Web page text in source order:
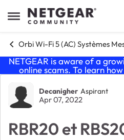
Open Side Menu
Skip to content
Orbi Wi-Fi 5 (AC) Systèmes
NETGEAR is aware of a
online scams. To learn
ForumDecanigher Aspirant
Apr 07, 2022
RBR20 et